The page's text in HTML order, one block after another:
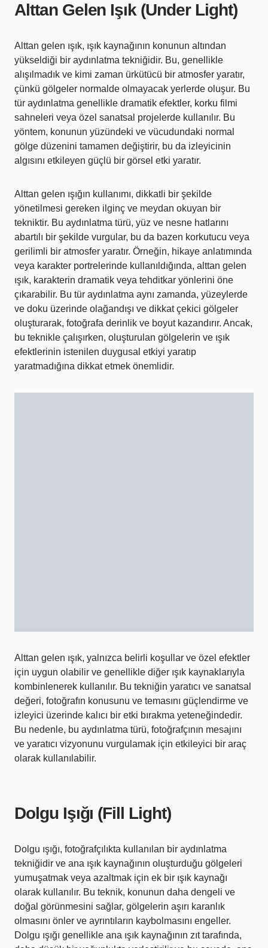
Alttan Gelen Işık (Under Light)
Alttan gelen ışık, ışık kaynağının konunun altından
yükseldiği bir aydınlatma tekniğidir. Bu, genellikle
alışılmadık ve kimi zaman ürkütücü bir atmosfer yaratır,
çünkü gölgeler normalde olmayacak yerlerde oluşur. Bu
tür aydınlatma genellikle dramatik efektler, korku filmi
sahneleri veya özel sanatsal projelerde kullanılır. Bu
yöntem, konunun yüzündeki ve vücudundaki normal
gölge düzenini tamamen değiştirir, bu da izleyicinin
algısını etkileyen güçlü bir görsel etki yaratır.
Alttan gelen ışığın kullanımı, dikkatli bir şekilde
yönetilmesi gereken ilginç ve meydan okuyan bir
tekniktir. Bu aydınlatma türü, yüz ve nesne hatlarını
abartılı bir şekilde vurgular, bu da bazen korkutucu veya
gerilimli bir atmosfer yaratır. Örneğin, hikaye anlatımında
veya karakter portrelerinde kullanıldığında, alttan gelen
ışık, karakterin dramatik veya tehditkar yönlerini öne
çıkarabilir. Bu tür aydınlatma aynı zamanda, yüzeylerde
ve doku üzerinde olağandışı ve dikkat çekici gölgeler
oluşturarak, fotoğrafa derinlik ve boyut kazandırır. Ancak,
bu teknikle çalışırken, oluşturulan gölgelerin ve ışık
efektlerinin istenilen duygusal etkiyi yaratıp
yaratmadığına dikkat etmek önemlidir.
Alttan gelen ışık, yalnızca belirli koşullar ve özel efektler
için uygun olabilir ve genellikle diğer ışık kaynaklarıyla
kombinlenerek kullanılır. Bu tekniğin yaratıcı ve sanatsal
değeri, fotoğrafın konusunu ve temasını güçlendirme ve
izleyici üzerinde kalıcı bir etki bırakma yeteneğindedir.
Bu nedenle, bu aydınlatma türü, fotoğrafçının mesajını
ve yaratıcı vizyonunu vurgulamak için etkileyici bir araç
olarak kullanılabilir.
Dolgu Işığı (Fill Light)
Dolgu ışığı, fotoğrafçılıkta kullanılan bir aydınlatma
tekniğidir ve ana ışık kaynağının oluşturduğu gölgeleri
yumuşatmak veya azaltmak için ek bir ışık kaynağı
olarak kullanılır. Bu teknik, konunun daha dengeli ve
doğal görünmesini sağlar, gölgelerin aşırı karanlık
olmasını önler ve ayrıntıların kaybolmasını engeller.
Dolgu ışığı genellikle ana ışık kaynağının zıt tarafında,